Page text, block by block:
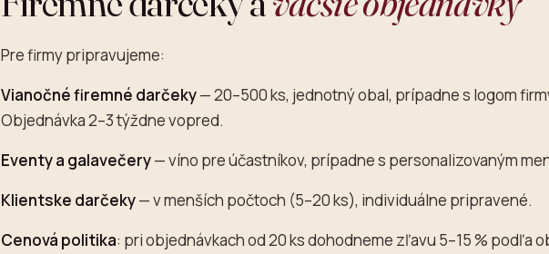
Pre firmy pripravujeme:
Vianočné firemné darčeky— 20–500 ks, jednotný obal, prípadne s logom
Objednávka 2–3 týždne vopred.
Eventy a galavečery— víno pre účastníkov, prípadne s personalizovaným
Klientske darčeky— v menších počtoch (5–20 ks), individuálne pripravené.
Cenová politika: pri objednávkach od 20 ks dohodneme zľavu 5–15 % podľa